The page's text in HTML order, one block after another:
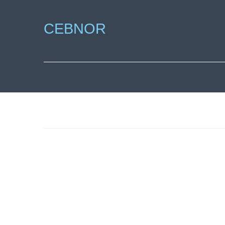
CEBNOR